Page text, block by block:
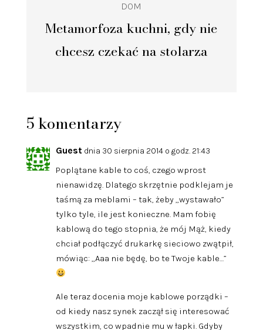
Metamorfoza kuchni, gdy nie
chcesz czekać na stolarza
DOM
5 komentarzy
Guest dnia 30 sierpnia 2014 o godz. 21:43
Poplątane kable to coś, czego wprost
nienawidzę. Dlatego skrzętnie podklejam je
taśmą za meblami – tak, żeby „wystawało”
tylko tyle, ile jest konieczne. Mam fobię
kablową do tego stopnia, że mój Mąż, kiedy
chciał podłączyć drukarkę sieciowo zwątpił,
mówiąc: „Aaa nie będę, bo te Twoje kable…”
Ale teraz docenia moje kablowe porządki –
od kiedy nasz synek zaczął się interesować
wszystkim, co wpadnie mu w łapki. Gdyby